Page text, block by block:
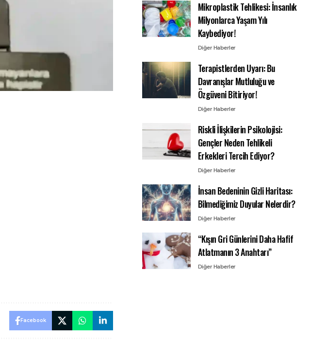
Facebook
Mikroplastik Tehlikesi: İnsanlık
Milyonlarca Yaşam Yılı
Kaybediyor!
Diğer Haberler
Terapistlerden Uyarı: Bu
Davranışlar Mutluluğu ve
Özgüveni Bitiriyor!
Diğer Haberler
Riskli İlişkilerin Psikolojisi:
Gençler Neden Tehlikeli
Erkekleri Tercih Ediyor?
Diğer Haberler
İnsan Bedeninin Gizli Haritası:
Bilmediğimiz Duyular Nelerdir?
Diğer Haberler
“Kışın Gri Günlerini Daha Hafif
Atlatmanın 3 Anahtarı”
Diğer Haberler